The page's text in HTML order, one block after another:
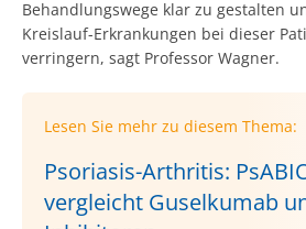
Behandlungswege klar zu gestalten
Kreislauf-Erkrankungen bei dieser
verringern, sagt Professor Wagner.
Lesen Sie mehr zu diesem Thema:
Psoriasis-Arthritis:
vergleicht Guselkumab